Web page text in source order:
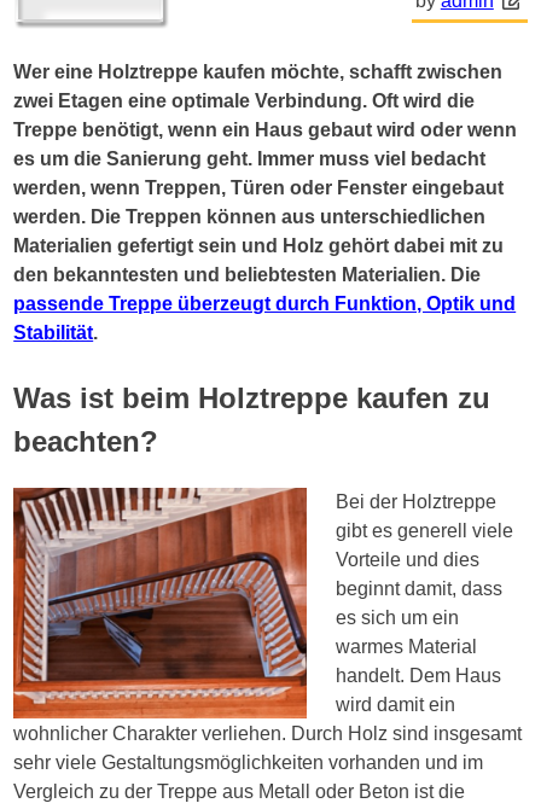
Wer eine Holztreppe kaufen möchte, schafft zwischen
zwei Etagen eine optimale Verbindung. Oft wird die
Treppe benötigt, wenn ein Haus gebaut wird oder wenn
es um die Sanierung geht. Immer muss viel bedacht
werden, wenn Treppen, Türen oder Fenster eingebaut
werden. Die Treppen können aus unterschiedlichen
Materialien gefertigt sein und Holz gehört dabei mit zu
den bekanntesten und beliebtesten Materialien. Die
passende Treppe überzeugt durch Funktion, Optik und
Stabilität.
Was ist beim Holztreppe kaufen zu
beachten?
Bei der Holztreppe
gibt es generell viele
Vorteile und dies
beginnt damit, dass
es sich um ein
warmes Material
handelt. Dem Haus
wird damit ein
wohnlicher Charakter verliehen. Durch Holz sind insgesamt
sehr viele Gestaltungsmöglichkeiten vorhanden und im
Vergleich zu der Treppe aus Metall oder Beton ist die